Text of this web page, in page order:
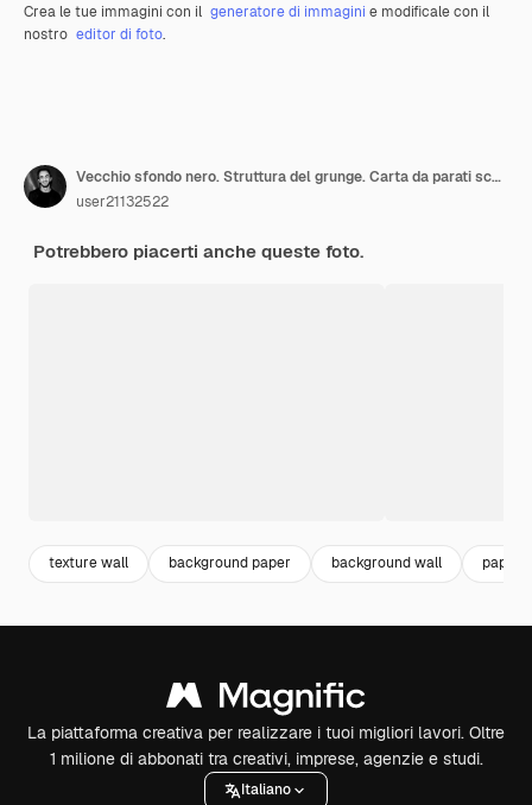
Crea le tue immagini con il generatore di immagini e modificale con il
nostro editor di foto.
Vecchio sfondo nero. Struttura del grunge. Carta da parati scura. Lavagna, lavagna, parete della stanza.
user21132522
Potrebbero piacerti anche queste foto.
texture wall background paper background wall paper
La piattaforma creativa per realizzare i tuoi migliori lavori. Oltre
1 milione di abbonati tra creativi, imprese, agenzie e studi.
Italiano